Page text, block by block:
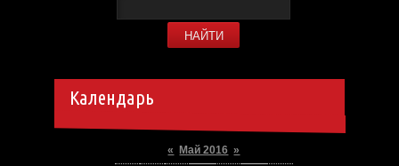
Календарь
« Май 2016 »